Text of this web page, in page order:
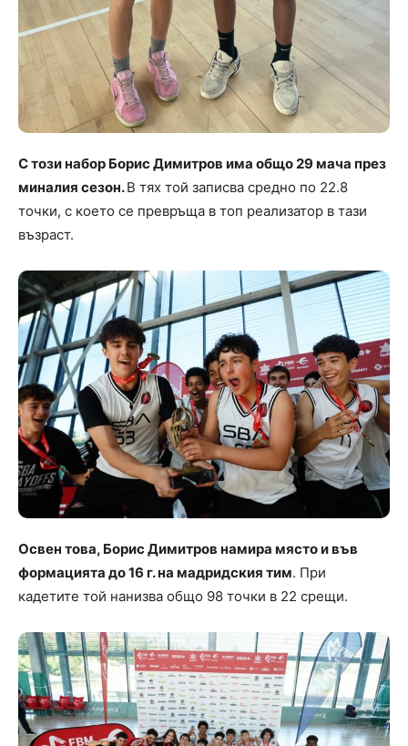
С този набор Борис Димитров има общо 29 мача през
миналия сезон.В тях той записва средно по 22.8
точки, с което се превръща в топ реализатор в тази
възраст.
Освен това, Борис Димитров намира място и във
формацията до 16 г. на мадридския тим. При
кадетите той нанизва общо 98 точки в 22 срещи.